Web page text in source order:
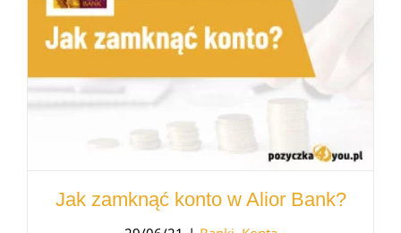
Jak zamknąć konto w Alior Bank?